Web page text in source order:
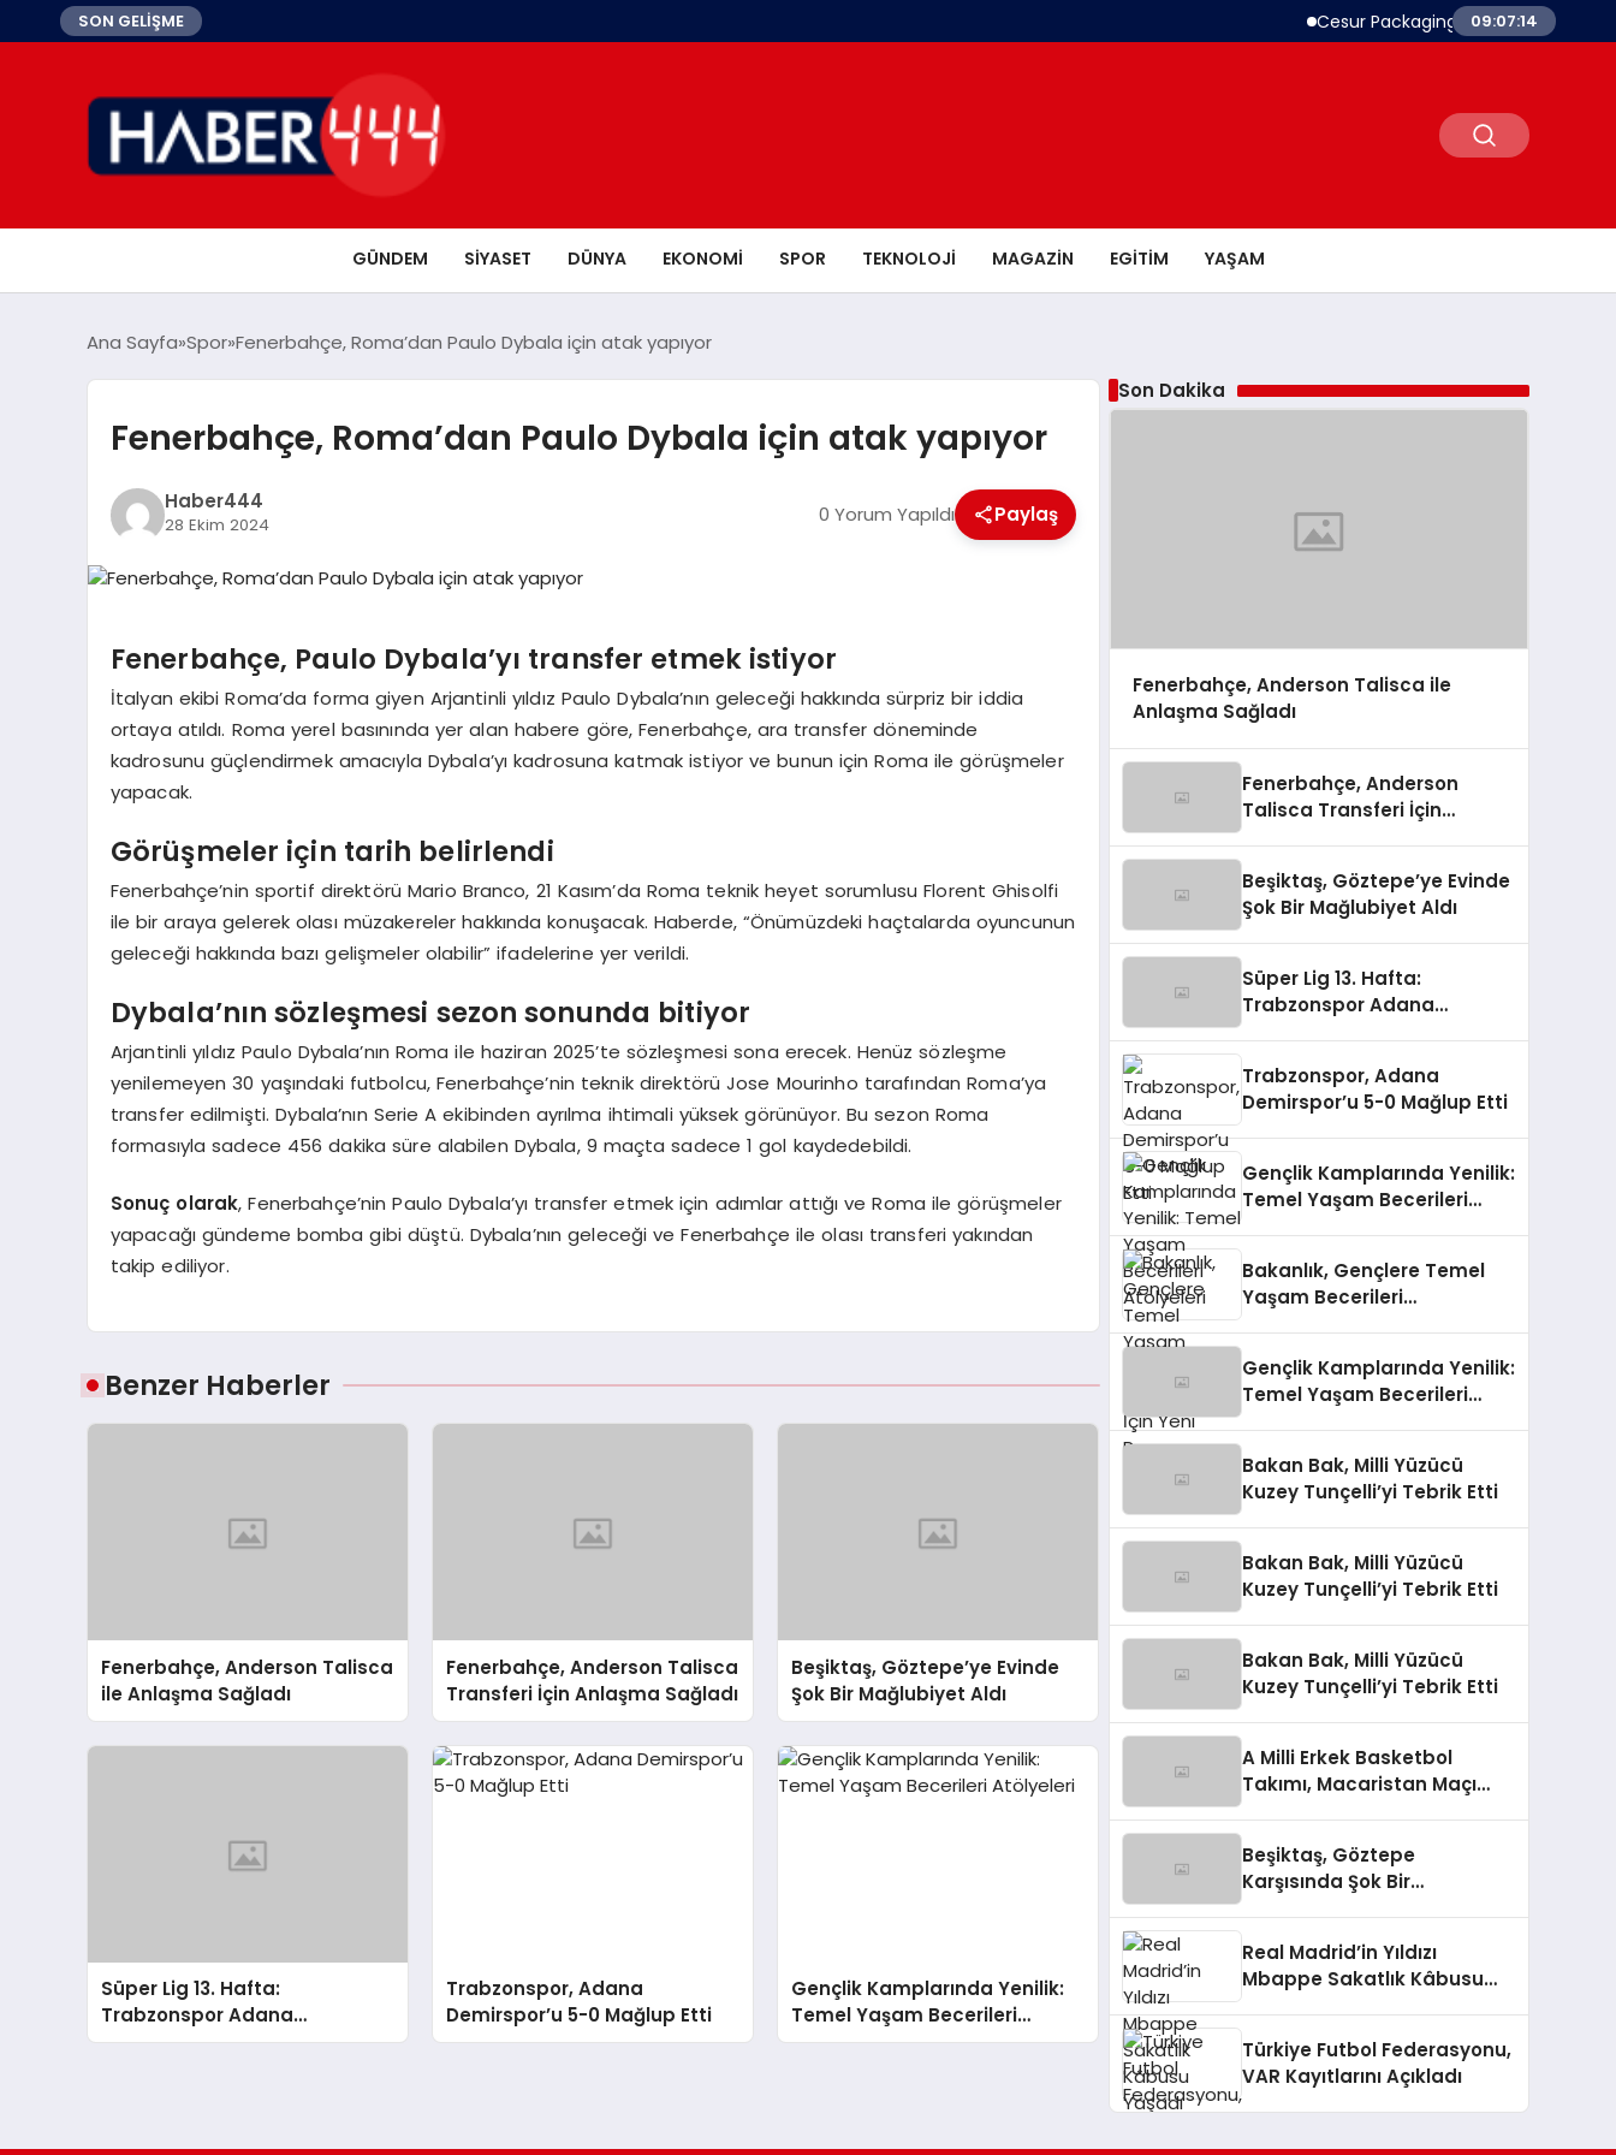
SON GELİŞME Cesur Packaging, Mısır’daki Üretim
09:07:14
GÜNDEM SIYASET DÜNYA EKONOMI SPOR TEKNOLOJI MAGAZIN EGITIM YAŞAM
Ana Sayfa Spor Fenerbahçe, Roma’dan Paulo Dybala için atak yapıyor
Fenerbahçe, Roma’dan Paulo Dybala için atak yapıyor
Haber444
28 Ekim 2024 0 Yorum Yapıldı Paylaş
Fenerbahçe, Paulo Dybala’yı transfer etmek istiyor
İtalyan ekibi Roma’da forma giyen Arjantinli yıldız Paulo Dybala’nın geleceği hakkında sürpriz bir iddia
ortaya atıldı. Roma yerel basınında yer alan habere göre, Fenerbahçe, ara transfer döneminde
kadrosunu güçlendirmek amacıyla Dybala’yı kadrosuna katmak istiyor ve bunun için Roma ile görüşmeler
yapacak.
Görüşmeler için tarih belirlendi
Fenerbahçe’nin sportif direktörü Mario Branco, 21 Kasım’da Roma teknik heyet sorumlusu Florent Ghisolfi
ile bir araya gelerek olası müzakereler hakkında konuşacak. Haberde, “Önümüzdeki haçtalarda oyuncunun
geleceği hakkında bazı gelişmeler olabilir” ifadelerine yer verildi.
Dybala’nın sözleşmesi sezon sonunda bitiyor
Arjantinli yıldız Paulo Dybala’nın Roma ile haziran 2025’te sözleşmesi sona erecek. Henüz sözleşme
yenilemeyen 30 yaşındaki futbolcu, Fenerbahçe’nin teknik direktörü Jose Mourinho tarafından Roma’ya
transfer edilmişti. Dybala’nın Serie A ekibinden ayrılma ihtimali yüksek görünüyor. Bu sezon Roma
formasıyla sadece 456 dakika süre alabilen Dybala, 9 maçta sadece 1 gol kaydedebildi.
Sonuç olarak, Fenerbahçe’nin Paulo Dybala’yı transfer etmek için adımlar attığı ve Roma ile görüşmeler
yapacağı gündeme bomba gibi düştü. Dybala’nın geleceği ve Fenerbahçe ile olası transferi yakından
takip ediliyor.
Benzer Haberler
Fenerbahçe, Anderson Talisca
ile Anlaşma Sağladı
Fenerbahçe, Anderson Talisca
Transferi İçin Anlaşma Sağladı
Beşiktaş, Göztepe’ye Evinde
Şok Bir Mağlubiyet Aldı
Süper Lig 13. Hafta:
Trabzonspor Adana
Demirspor’u 5-0 Mağlup Etti
Trabzonspor, Adana
Demirspor’u 5-0 Mağlup Etti
Gençlik Kamplarında Yenilik:
Temel Yaşam Becerileri
Atölyeleri
Son Dakika
Fenerbahçe, Anderson Talisca ile
Anlaşma Sağladı
Fenerbahçe, Anderson
Talisca Transferi İçin
Beşiktaş, Göztepe’ye Evinde
Şok Bir Mağlubiyet Aldı
Süper Lig 13. Hafta:
Trabzonspor Adana
Trabzonspor, Adana
Demirspor’u 5-0 Mağlup Etti
Gençlik Kamplarında Yenilik:
Temel Yaşam Becerileri
Bakanlık, Gençlere Temel
Yaşam Becerileri
Gençlik Kamplarında Yenilik:
Temel Yaşam Becerileri
Bakan Bak, Milli Yüzücü
Kuzey Tunçelli’yi Tebrik Etti
Bakan Bak, Milli Yüzücü
Kuzey Tunçelli’yi Tebrik Etti
Bakan Bak, Milli Yüzücü
Kuzey Tunçelli’yi Tebrik Etti
A Milli Erkek Basketbol
Takımı, Macaristan Maçı
Beşiktaş, Göztepe
Karşısında Şok Bir
Real Madrid’in Yıldızı
Mbappe Sakatlık Kâbusu
Türkiye Futbol Federasyonu,
VAR Kayıtlarını Açıkladı